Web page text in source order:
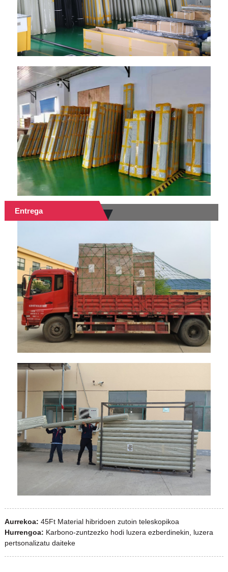
Entrega
Aurrekoa: 45Ft Material hibridoen zutoin teleskopikoa
Hurrengoa: Karbono-zuntzezko hodi luzera ezberdinekin, luzera
pertsonalizatu daiteke